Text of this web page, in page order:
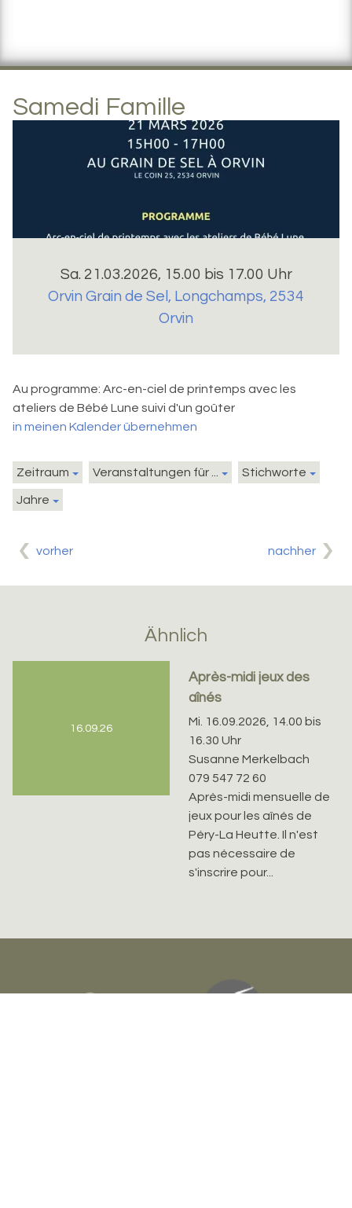
Samedi Famille
Sa. 21.03.2026, 15.00 bis 17.00 Uhr
Orvin Grain de Sel , Longchamps, 2534
Orvin
Au programme: Arc-en-ciel de printemps avec les
ateliers de Bébé Lune suivi d'un goûter
in meinen Kalender übernehmen
Zeitraum Veranstaltungen für ... Stichworte
Jahre
vorher nachher
Ähnlich
16.09.26
Après-midi jeux des
aînés
Mi. 16.09.2026, 14.00 bis
16.30 Uhr
Susanne Merkelbach
079 547 72 60
Après-midi mensuelle de
jeux pour les aînés de
Péry-La Heutte. Il n'est
pas nécessaire de
s'inscrire pour...